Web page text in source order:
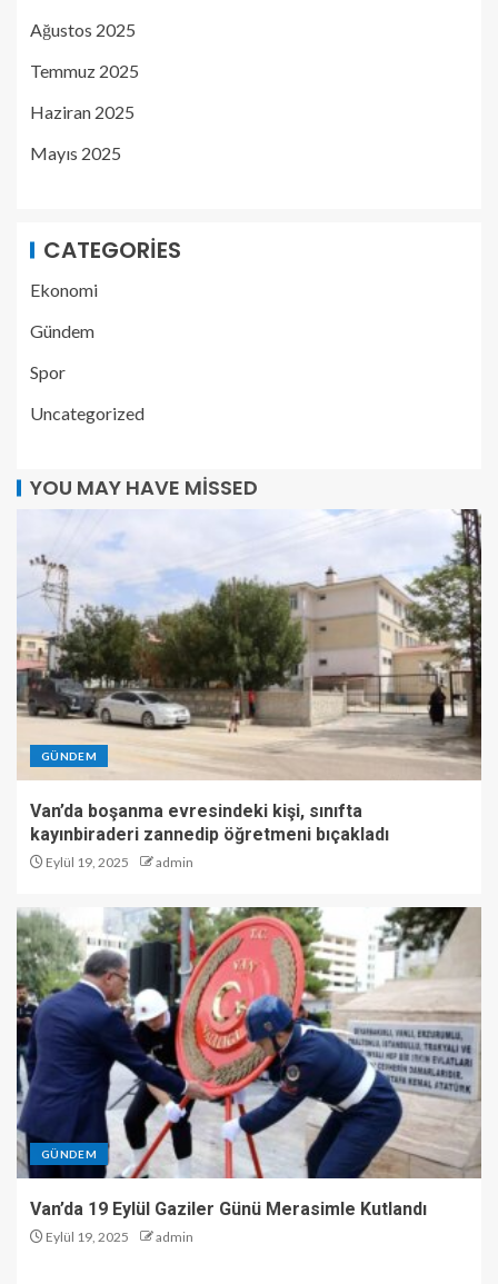
Ağustos 2025
Temmuz 2025
Haziran 2025
Mayıs 2025
CATEGORIES
Ekonomi
Gündem
Spor
Uncategorized
YOU MAY HAVE MISSED
GÜNDEM
Van’da boşanma evresindeki kişi, sınıfta
kayınbiraderi zannedip öğretmeni bıçakladı
Eylül 19, 2025 admin
GÜNDEM
Van’da 19 Eylül Gaziler Günü Merasimle Kutlandı
Eylül 19, 2025 admin